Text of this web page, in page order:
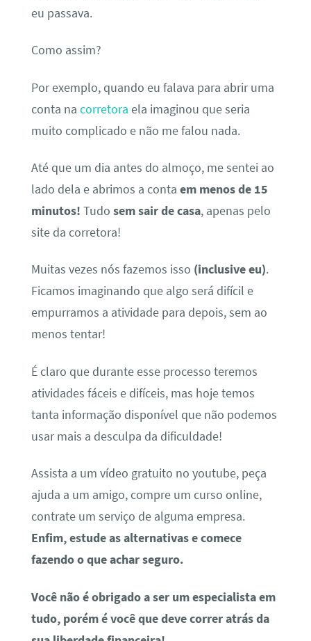
eu passava.
Como assim?
Por exemplo, quando eu falava para abrir uma
conta na corretora ela imaginou que seria
muito complicado e não me falou nada.
Até que um dia antes do almoço, me sentei ao
lado dela e abrimos a conta em menos de 15
minutos! Tudo sem sair de casa, apenas pelo
site da corretora!
Muitas vezes nós fazemos isso (inclusive eu).
Ficamos imaginando que algo será difícil e
empurramos a atividade para depois, sem ao
menos tentar!
É claro que durante esse processo teremos
atividades fáceis e difíceis, mas hoje temos
tanta informação disponível que não podemos
usar mais a desculpa da dificuldade!
Assista a um vídeo gratuito no youtube, peça
ajuda a um amigo, compre um curso online,
contrate um serviço de alguma empresa.
Enfim, estude as alternativas e comece
fazendo o que achar seguro.
Você não é obrigado a ser um especialista em
tudo, porém é você que deve correr atrás da